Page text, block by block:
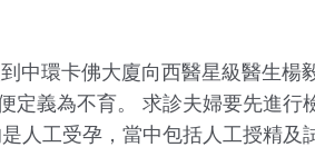
中環卡佛大廈向西醫星級醫生楊
定義為不育。 求診夫婦要先進行
人工受孕，當中包括人工授精及